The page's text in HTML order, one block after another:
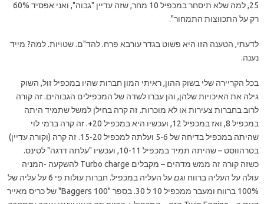
25, למה שלא תיסחר במכפיל 10 מחר, שזה עדיין "גבוה", ואני אפסיד 60%
רק על התכווצות התמחור".
לדעתי, הטענה הזו היא פשוט בגדר עורבא פרח. להד"ם. שטויות. למה? מייד
נענה.
בכל הקריירה שלי בשוק ההון, ראיתי המון חברות שהיו במכפיל זול, השוק
גילה את האיכויות שלהן, והן עברו לשדה של המכפילים הגבוהים. זה קורה
לרוב בחברות צעירות או לא מוכרות. זה קרה בחילן למשל שתמיד היתה
במכפיל 8, ואז במכפיל 12, ועכשיו היא במכפיל 20+. זה קרה ברמי לוי
שהיתה במכפיל בדיחה של 5-6 ועלתה למכפיל 15-20. זה קרה (וקורה עדיין)
בטרהווסט – שהיתה תמיד במכפיל 10-11, ועכשיו "עלתה דרגה" לטינס.
כשזה קורה זה ממש מדהים – מקבלים Turbo charge להשקעה -המניה
עולה על העליה ברווחוגם
על העליה במכפיל. חברות עולות פי 6 על עליה של
100% ברווח ומעבר ממכפיל 10 ל 30. בספר "100 Baggers" של כריס מאייר